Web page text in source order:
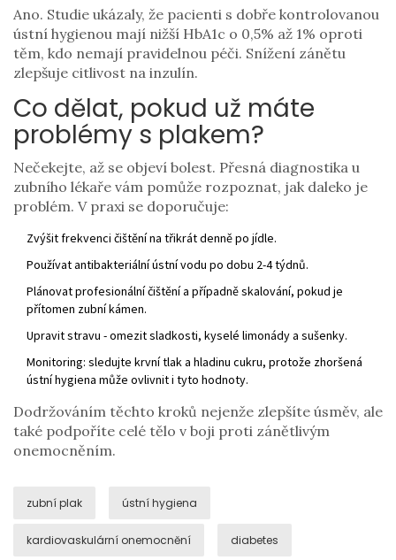
Ano. Studie ukázaly, že pacienti s dobře kontrolovanou
ústní hygienou mají nižší HbA1c o 0,5% až 1% oproti
těm, kdo nemají pravidelnou péči. Snížení zánětu
zlepšuje citlivost na inzulín.
Co dělat, pokud už máte
problémy s plakem?
Nečekejte, až se objeví bolest. Přesná diagnostika u
zubního lékaře vám pomůže rozpoznat, jak daleko je
problém. V praxi se doporučuje:
Zvýšit frekvenci čištění na třikrát denně po jídle.
Používat antibakteriální ústní vodu po dobu 2-4 týdnů.
Plánovat profesionální čištění a případně skalování, pokud je
přítomen zubní kámen.
Upravit stravu - omezit sladkosti, kyselé limonády a sušenky.
Monitoring: sledujte krvní tlak a hladinu cukru, protože zhoršená
ústní hygiena může ovlivnit i tyto hodnoty.
Dodržováním těchto kroků nejenže zlepšíte úsměv, ale
také podpoříte celé tělo v boji proti zánětlivým
onemocněním.
zubní plak ústní hygiena
kardiovaskulární onemocnění diabetes